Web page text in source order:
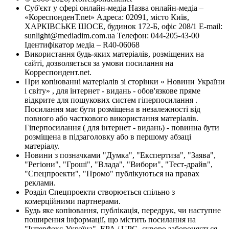
Суб'єкт у сфері онлайн-медіа Назва онлайн-медіа –
«КореспонденТ.net» Адреса: 02091, місто Київ,
ХАРКІВСЬКЕ ШОСЕ, будинок 172-Б, офіс 208/1 E-mail:
sunlight@mediadim.com.ua Телефон: 044-205-43-00
Ідентифікатор медіа – R40-06068
Використання будь-яких матеріалів, розміщених на
сайті, дозволяється за умови посилання на
Корреспондент.net.
При копіюванні матеріалів зі сторінки « Новини України
і світу» , для інтернет - видань - обов'язкове пряме
відкрите для пошукових систем гіперпосилання .
Посилання має бути розміщена в незалежності від
повного або часткового використання матеріалів.
Гіперпосилання ( для інтернет - видань) - повинна бути
розміщена в підзаголовку або в першому абзаці
матеріалу.
Новини з позначками "Думка", "Експертиза", "Заява",
"Регіони", "Гроші", "Влада", "Вибори", "Тест-драйв",
"Спецпроекти", "Промо" публікуються на правах
реклами.
Розділ Спецпроекти створюється спільно з
комерційними партнерами.
Будь яке копіювання, публікація, передрук, чи наступне
поширення інформації, що містить посилання на